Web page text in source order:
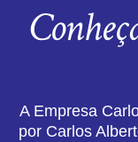
A Empresa
por Carlos